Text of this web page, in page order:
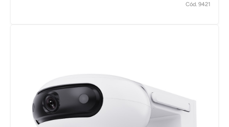
Cód. 9421